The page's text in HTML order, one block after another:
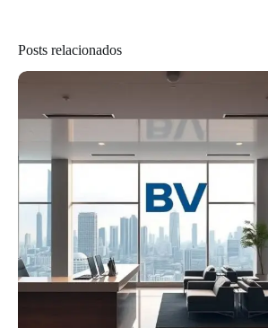
Posts relacionados